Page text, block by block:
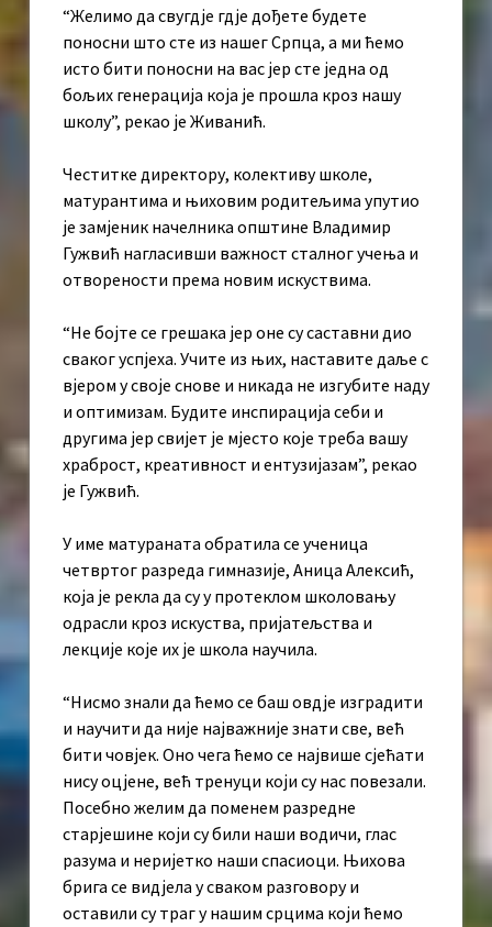
“Желимо да свугдје гдје дођете будете
поносни што сте из нашег Српца, а ми ћемо
исто бити поносни на вас јер сте једна од
бољих генерација која је прошла кроз нашу
школу”, рекао је Живанић.
Честитке директору, колективу школе,
матурантима и њиховим родитељима упутио
је замјеник начелника општине Владимир
Гужвић нагласивши важност сталног учења и
отворености према новим искуствима.
“Не бојте се грешака јер оне су саставни дио
сваког успјеха. Учите из њих, наставите даље с
вјером у своје снове и никада не изгубите наду
и оптимизам. Будите инспирација себи и
другима јер свијет је мјесто које треба вашу
храброст, креативност и ентузијазам”, рекао
је Гужвић.
У име матураната обратила се ученица
четвртог разреда гимназије, Аница Алексић,
која је рекла да су у протеклом школовању
одрасли кроз искуства, пријатељства и
лекције које их је школа научила.
“Нисмо знали да ћемо се баш овдје изградити
и научити да није најважније знати све, већ
бити човјек. Оно чега ћемо се највише сјећати
нису оцјене, већ тренуци који су нас повезали.
Посебно желим да поменем разредне
старјешине који су били наши водичи, глас
разума и неријетко наши спасиоци. Њихова
брига се видјела у сваком разговору и
оставили су траг у нашим срцима који ћемо